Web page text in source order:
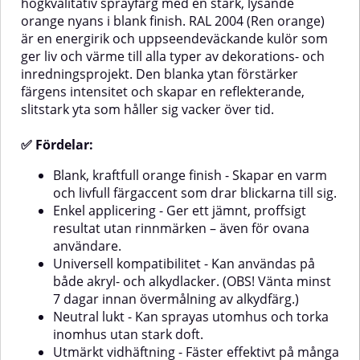
intensiv blå finish - Ger en djup
och reflekterande yta som
framhäver detaljer och
former.Enkel applicering - Ger ett
jämnt och professionellt resultat
utan rinnmärken – även för
ovana användare.Universell
kompatibilitet - Kan appliceras på
Vänta minst 7 dagar innan
övermålning av
alkydfärg.)Neutral lukt - Möjlig att
spraya utomhus och låta torka
inomhus utan stark lukt.Utmärkt
vidhäftning - Fäster på många
olika ytor – även utan
grundmålning.Lämplig för
känsliga material - Kan användas
på frigolit och övermålningsbar
hårdplast utan att skada
materialet.Tålig och reptålig yta -
Ger ett hållbart
resultat.Miljövänligare val
- Innehåller biologiskt
nedbrytbara
energirik färg som sticker ut utan
att kännas skarp.Enkel
applicering - Ger ett jämnt,
proffsigt resultat utan
rinnmärken – även för ovana
användare.Universell
kompatibilitet - Kan appliceras på
både akryl- och alkydlacker. (OBS!
applicering kan ske utomhus och
torkning inomhus utan störande
dofter.Utmärkt vidhäftning -
Fäster väl på många underlag –
även utan grundmålning.Lämplig
använda på frigolit och
övermålningsbar hårdplast.Tålig
och reptålig yta - Ger ett hållbart
resultat.Miljövänligare val -
Innehåller biologiskt nedbrytbara
och inredning med
färgaccentHantverk,
orange nyans i blank finish. RAL 2004 (Ren orange)
är en energirik och uppseendeväckande kulör som
ger liv och värme till alla typer av dekorations- och
inredningsprojekt. Den blanka ytan förstärker
färgens intensitet och skapar en reflekterande,
slitstark yta som håller sig vacker över tid.
✅ Fördelar:
Blank, kraftfull orange finish - Skapar en varm
och livfull färgaccent som drar blickarna till sig.
Enkel applicering - Ger ett jämnt, proffsigt
resultat utan rinnmärken – även för ovana
användare.
Universell kompatibilitet - Kan användas på
både akryl- och alkydlacker. (OBS! Vänta minst
7 dagar innan övermålning av alkydfärg.)
Neutral lukt - Kan sprayas utomhus och torka
inomhus utan stark doft.
Utmärkt vidhäftning - Fäster effektivt på många